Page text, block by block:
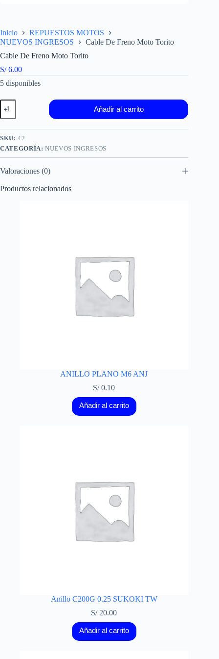
Inicio
REPUESTOS MOTOS
NUEVOS INGRESOS
Cable De Freno Moto Torito
Cable De Freno Moto Torito
S/6.00
5 disponibles
Cable
De
Freno
Moto
Torito
cantidad
Añadir al carrito
SKU:42
CATEGORÍA:NUEVOS INGRESOS
Valoraciones (0)
Productos relacionados
ANILLO PLANO M6 ANJ
S/0.10
Añadir al carrito
Anillo C200G 0.25 SUKOKI TW
S/20.00
Añadir al carrito